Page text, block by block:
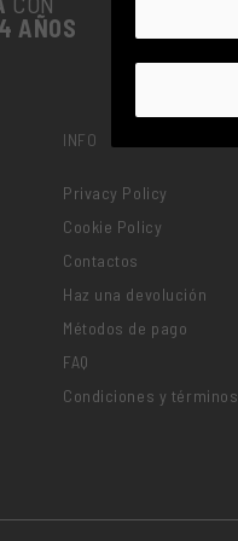
AÑOS
INFO
Privacy Policy
Cookie Policy
Contactos
Haz una devolución
Métodos de pago
FAQ
Condiciones y términos